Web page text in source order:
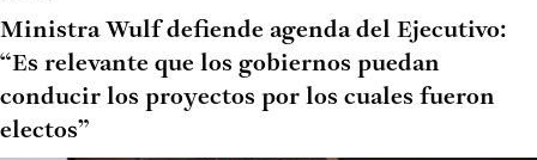
Ministra Wulf defiende agenda del Ejecutivo:
“Es relevante que los gobiernos puedan
conducir los proyectos por los cuales fueron
electos”